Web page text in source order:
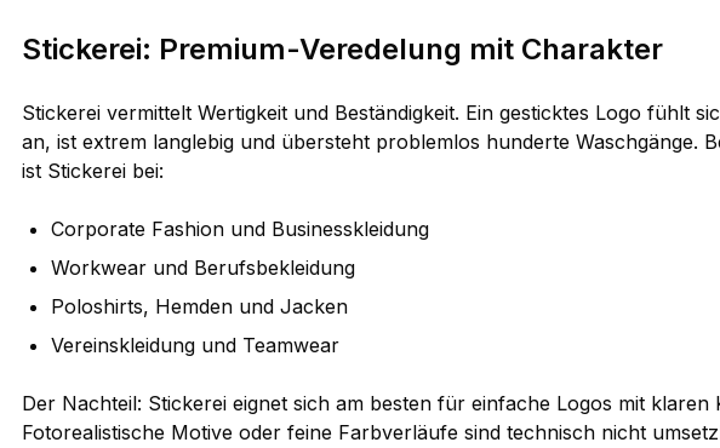
Stickerei: Premium-Veredelung mit Charakter
Stickerei vermittelt Wertigkeit und Beständigkeit. Ein gesticktes Logo fühlt
an, ist extrem langlebig und übersteht problemlos hunderte Waschgänge.
ist Stickerei bei:
Corporate Fashion und Businesskleidung
Workwear und Berufsbekleidung
Poloshirts, Hemden und Jacken
Vereinskleidung und Teamwear
Der Nachteil: Stickerei eignet sich am besten für einfache Logos mit klaren
Fotorealistische Motive oder feine Farbverläufe sind technisch nicht